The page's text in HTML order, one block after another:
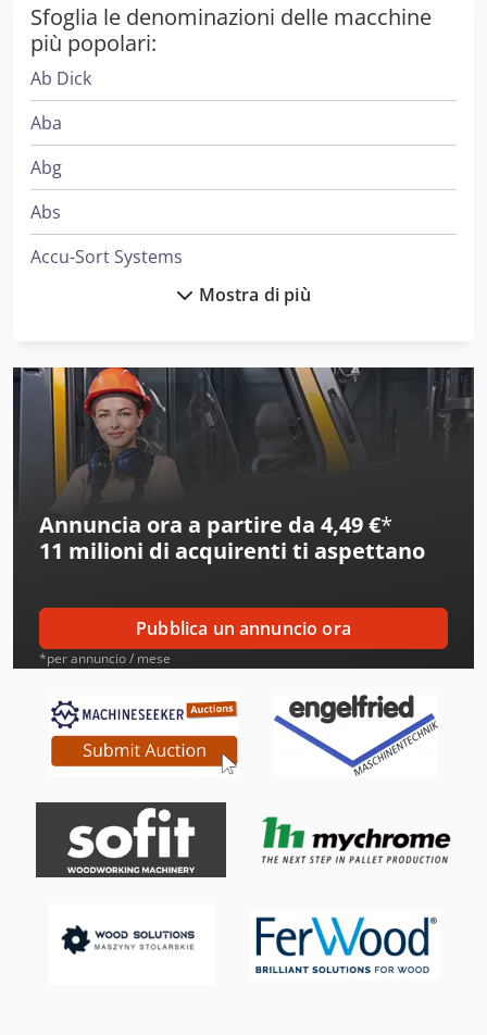
Sfoglia le denominazioni delle macchine
più popolari:
Ab Dick
Aba
Abg
Abs
Accu-Sort Systems
Ake
Alber
Alberti
Alcoa
Ams
Amt
Aro
Atb
Atlas Copco
Bartec
Beka-Mak
Bianco
Mostra di più
Annuncia ora a partire da 4,49 €*
11 milioni di acquirenti ti aspettano
Pubblica un annuncio ora
*per annuncio / mese